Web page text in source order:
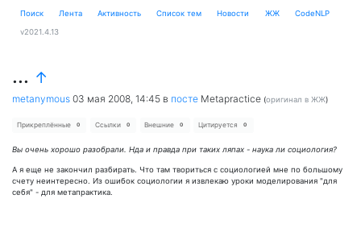
Поиск Лента Активность Cписок тем Новости ЖЖ CodeNLP
v2021.4.13
... ↑
metanymous 03 мая 2008, 14:45 в посте Metapractice (оригинал в ЖЖ)
Прикреплённые 0 Ссылки 0 Внешние 0 Цитируется 0
Вы очень хорошо разобрали. Нда и правда при таких ляпах - наука ли социология?
А я еще не закончил разбирать. Что там твориться с социологией мне по большому
счету неинтересно. Из ошибок социологии я извлекаю уроки моделирования "для
себя" - для метапрактика.